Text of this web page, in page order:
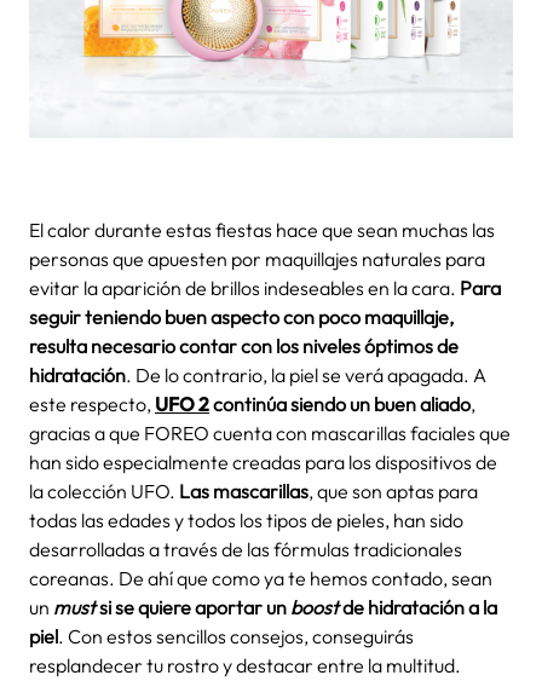
El calor durante estas fiestas hace que sean muchas las
personas que apuesten por maquillajes naturales para
evitar la aparición de brillos indeseables en la cara. Para
seguir teniendo buen aspecto con poco maquillaje,
resulta necesario contar con los niveles óptimos de
hidratación. De lo contrario, la piel se verá apagada. A
este respecto, UFO 2continúa siendo un buen aliado,
gracias a que FOREO cuenta con mascarillas faciales que
han sido especialmente creadas para los dispositivos de
la colección UFO. Las mascarillas, que son aptas para
todas las edades y todos los tipos de pieles, han sido
desarrolladas a través de las fórmulas tradicionales
coreanas. De ahí que como ya te hemos contado, sean
un mustsi se quiere aportar un boostde hidratación a la
piel. Con estos sencillos consejos, conseguirás
resplandecer tu rostro y destacar entre la multitud.